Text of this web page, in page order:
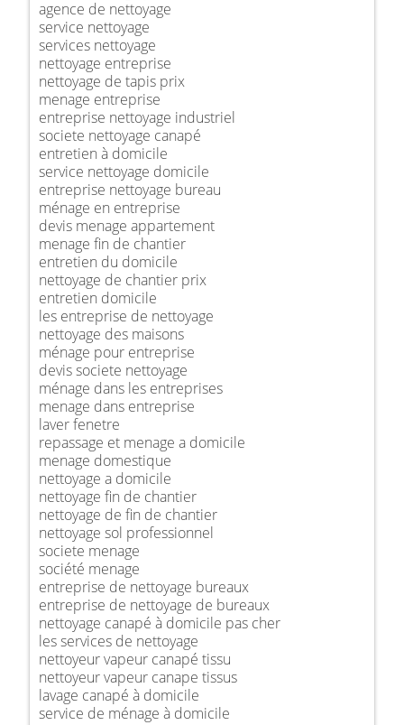
agence de nettoyage
service nettoyage
services nettoyage
nettoyage entreprise
nettoyage de tapis prix
menage entreprise
entreprise nettoyage industriel
societe nettoyage canapé
entretien à domicile
service nettoyage domicile
entreprise nettoyage bureau
ménage en entreprise
devis menage appartement
menage fin de chantier
entretien du domicile
nettoyage de chantier prix
entretien domicile
les entreprise de nettoyage
nettoyage des maisons
ménage pour entreprise
devis societe nettoyage
ménage dans les entreprises
menage dans entreprise
laver fenetre
repassage et menage a domicile
menage domestique
nettoyage a domicile
nettoyage fin de chantier
nettoyage de fin de chantier
nettoyage sol professionnel
societe menage
société menage
entreprise de nettoyage bureaux
entreprise de nettoyage de bureaux
nettoyage canapé à domicile pas cher
les services de nettoyage
nettoyeur vapeur canapé tissu
nettoyeur vapeur canape tissus
lavage canapé à domicile
service de ménage à domicile